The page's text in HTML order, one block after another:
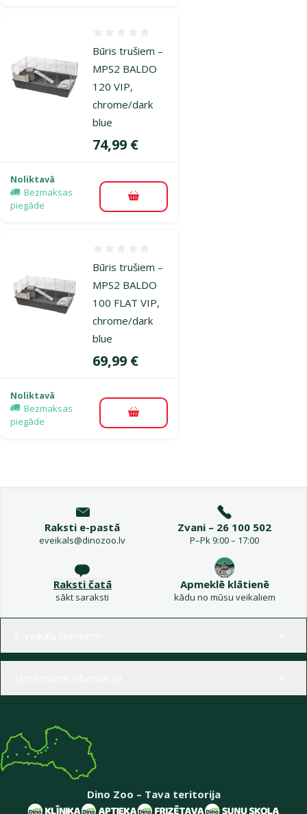
Būris trušiem –
MPS2 BALDO
120 VIP,
chrome/dark
blue
Cena
74,99 €
Noliktavā
Bezmaksas
piegāde
Pievienot grozam
Būris trušiem –
MPS2 BALDO
100 FLAT VIP,
chrome/dark
blue
Cena
69,99 €
Noliktavā
Bezmaksas
piegāde
Pievienot grozam
Raksti e-pastā
eveikals@dinozoo.lv
Zvani – 26 100 502
P–Pk 9:00 – 17:00
Raksti čatā
sākt saraksti
Apmeklē klātienē
kādu no mūsu veikaliem
Dino Zoo – Tava teritorija